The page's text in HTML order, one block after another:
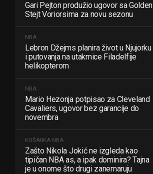
Gari Pejton produžio ugovor sa Golden
Stejt Voriorsima za novu sezonu
NBA
Lebron Džejms planira život u Njujorku
i putovanja na utakmice Filadelfije
helikopterom
NBA
Mario Hezonja potpisao za Cleveland
Cavaliers, ugovor bez garancije do
novembra
KOŠARKA NBA
Zašto Nikola Jokić ne izgleda kao
tipičan NBA as, a ipak dominira? Tajna
je u onome što drugi zanemaruju